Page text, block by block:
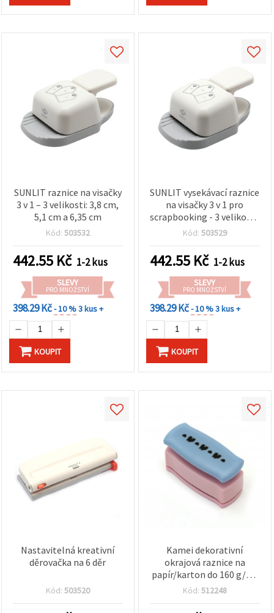
SUNLIT raznice na visačky
3 v 1 – 3 velikosti: 3,8 cm,
5,1 cm a 6,35 cm
Kód: 503532
442.55 Kč 1-2 kus
SLEVY
PRO MNOŽSTVÍ
398.29 Kč- 10 %3 kus +
KOUPIT
SUNLIT vysekávací raznice
na visačky 3 v 1 pro
scrapbooking - 3 velikosti:
3,8 cm, 5,1 cm, 6,35 cm
Kód: 503529
442.55 Kč 1-2 kus
SLEVY
PRO MNOŽSTVÍ
398.29 Kč- 10 %3 kus +
KOUPIT
Nastavitelná kreativní
děrovačka na 6 děr
Kód: 503520
Kamei dekorativní
okrajová raznice na
papír/karton do 160 g/m²
– motiv domečky a srdíčka
Kód: 512248